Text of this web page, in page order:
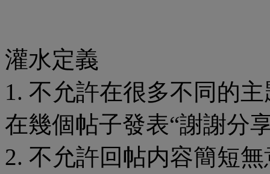
灌水定義
1. 不允許在很多不同的
在幾個帖子發表“謝謝分
2. 不允許回帖内容簡短